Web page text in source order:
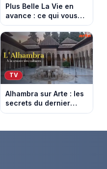
Plus Belle La Vie en
avance : ce qui vous
attend la semaine du
10 au 14 août 2026
(spoiler)
TV
Alhambra sur Arte : les
secrets du dernier
sultanat musulman